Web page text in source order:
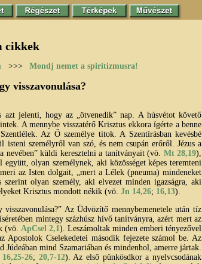
cikkek
>>> Mondj nemet a spiritizmusra!
visszavonulása?
azt jelenti, hogy az „ötvenedik” nap. A húsvétot követő
A mennybe visszatérő Krisztus ekkora ígérte a benne
Az Ő személye titok. A Szentírásban kevésbé
isteni személyről van szó, és nem csupán erőről. Jézus a
nevében” küldi keresztelni a tanítványait (vö. Mt 28,19),
olyan személynek, aki közösséget képes teremteni
az Isten dolgait, „mert a Lélek (pneuma) mindeneket
szerint olyan személy, aki elvezet minden igazságra, aki
Krisztus mondott nékik (vö. Jn 14,26; 16,13).
Az Üdvözítő mennybemenetele után tíz
mintegy százhúsz hívő tanítványra, azért mert az
(vö. ApCsel 2,1). Leszámoltak minden emberi tényezővel
Cselekedetei második fejezete számol be. Az
mind Szamariában és mindenhol, amerre jártak.
16,25-26; 20,7-12). Az első pünkösdkor a nyelvcsodának